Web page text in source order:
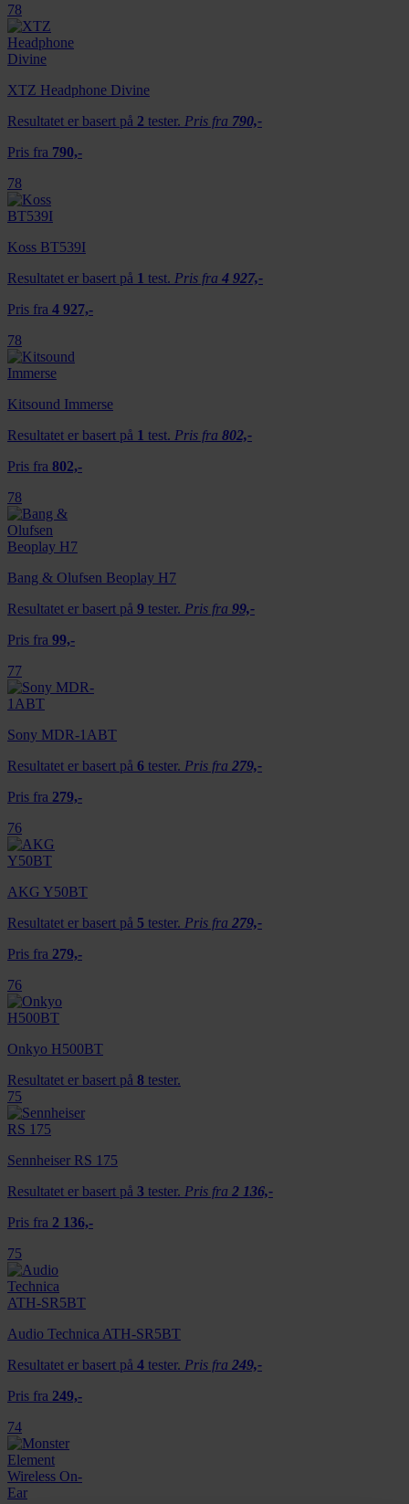
78
XTZ Headphone Divine
Resultatet er basert på 2 tester. Pris fra 790,-
Pris fra 790,-
78
Koss BT539I
Resultatet er basert på 1 test. Pris fra 4 927,-
Pris fra 4 927,-
78
Kitsound Immerse
Resultatet er basert på 1 test. Pris fra 802,-
Pris fra 802,-
78
Bang & Olufsen Beoplay H7
Resultatet er basert på 9 tester. Pris fra 99,-
Pris fra 99,-
77
Sony MDR-1ABT
Resultatet er basert på 6 tester. Pris fra 279,-
Pris fra 279,-
76
AKG Y50BT
Resultatet er basert på 5 tester. Pris fra 279,-
Pris fra 279,-
76
Onkyo H500BT
Resultatet er basert på 8 tester.
75
Sennheiser RS 175
Resultatet er basert på 3 tester. Pris fra 2 136,-
Pris fra 2 136,-
75
Audio Technica ATH-SR5BT
Resultatet er basert på 4 tester. Pris fra 249,-
Pris fra 249,-
74